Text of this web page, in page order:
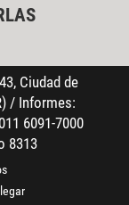
Ciudad de
/ Informes:
6091-7000
8313